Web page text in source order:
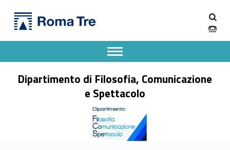
Dipartimento di Filosofia, Comunicazione e Spettacolo
Dipartimento di Filosofia, Comunicazione
e Spettacolo
Apri il menu secondario
Header info sidebar